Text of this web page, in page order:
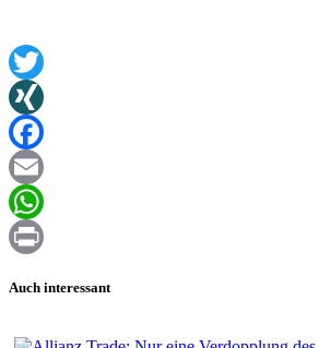
Twitter
XING
Facebook
Email
WhatsApp
Auch interessant